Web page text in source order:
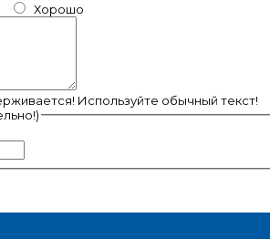
Хорошо
Используйте обычный текст!